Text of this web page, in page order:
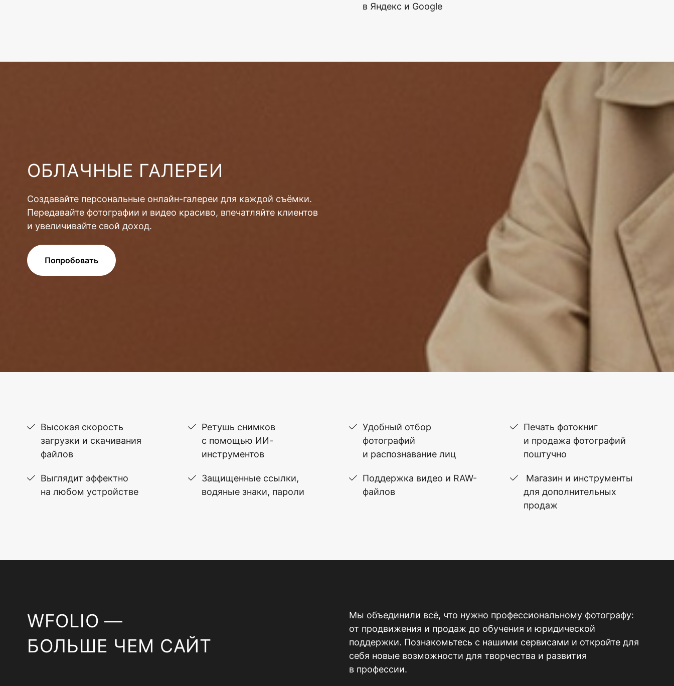
в Яндекс и Google
ОБЛАЧНЫЕ ГАЛЕРЕИ
Создавайте персональные онлайн-галереи для каждой съёмки.
Передавайте фотографии и видео красиво, впечатляйте клиентов
и увеличивайте свой доход.
Попробовать
Высокая скорость
загрузки и скачивания
файлов
Выглядит эффектно
на любом устройстве
Ретушь снимков
с помощью ИИ-
инструментов
Защищенные ссылки,
водяные знаки, пароли
Удобный отбор
фотографий
и распознавание лиц
Поддержка видео и RAW-
файлов
Печать фотокниг
и продажа фотографий
поштучно
Магазин и инструменты
для дополнительных
продаж
WFOLIO —
БОЛЬШЕ ЧЕМ САЙТ
Мы объединили всё, что нужно профессиональному фотографу:
от продвижения и продаж до обучения и юридической
поддержки. Познакомьтесь с нашими сервисами и откройте для
себя новые возможности для творчества и развития
в профессии.